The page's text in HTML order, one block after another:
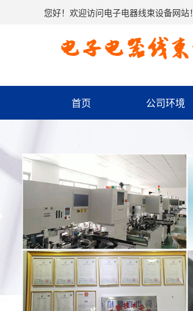
您好！欢迎访问电子电器线束设备网站！
首页 公司环境